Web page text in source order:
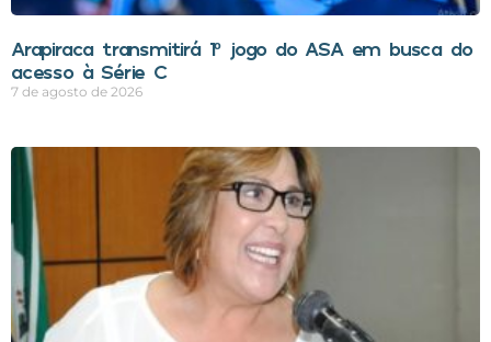
Arapiraca transmitirá 1º jogo do ASA em busca do
acesso à Série C
7 de agosto de 2026